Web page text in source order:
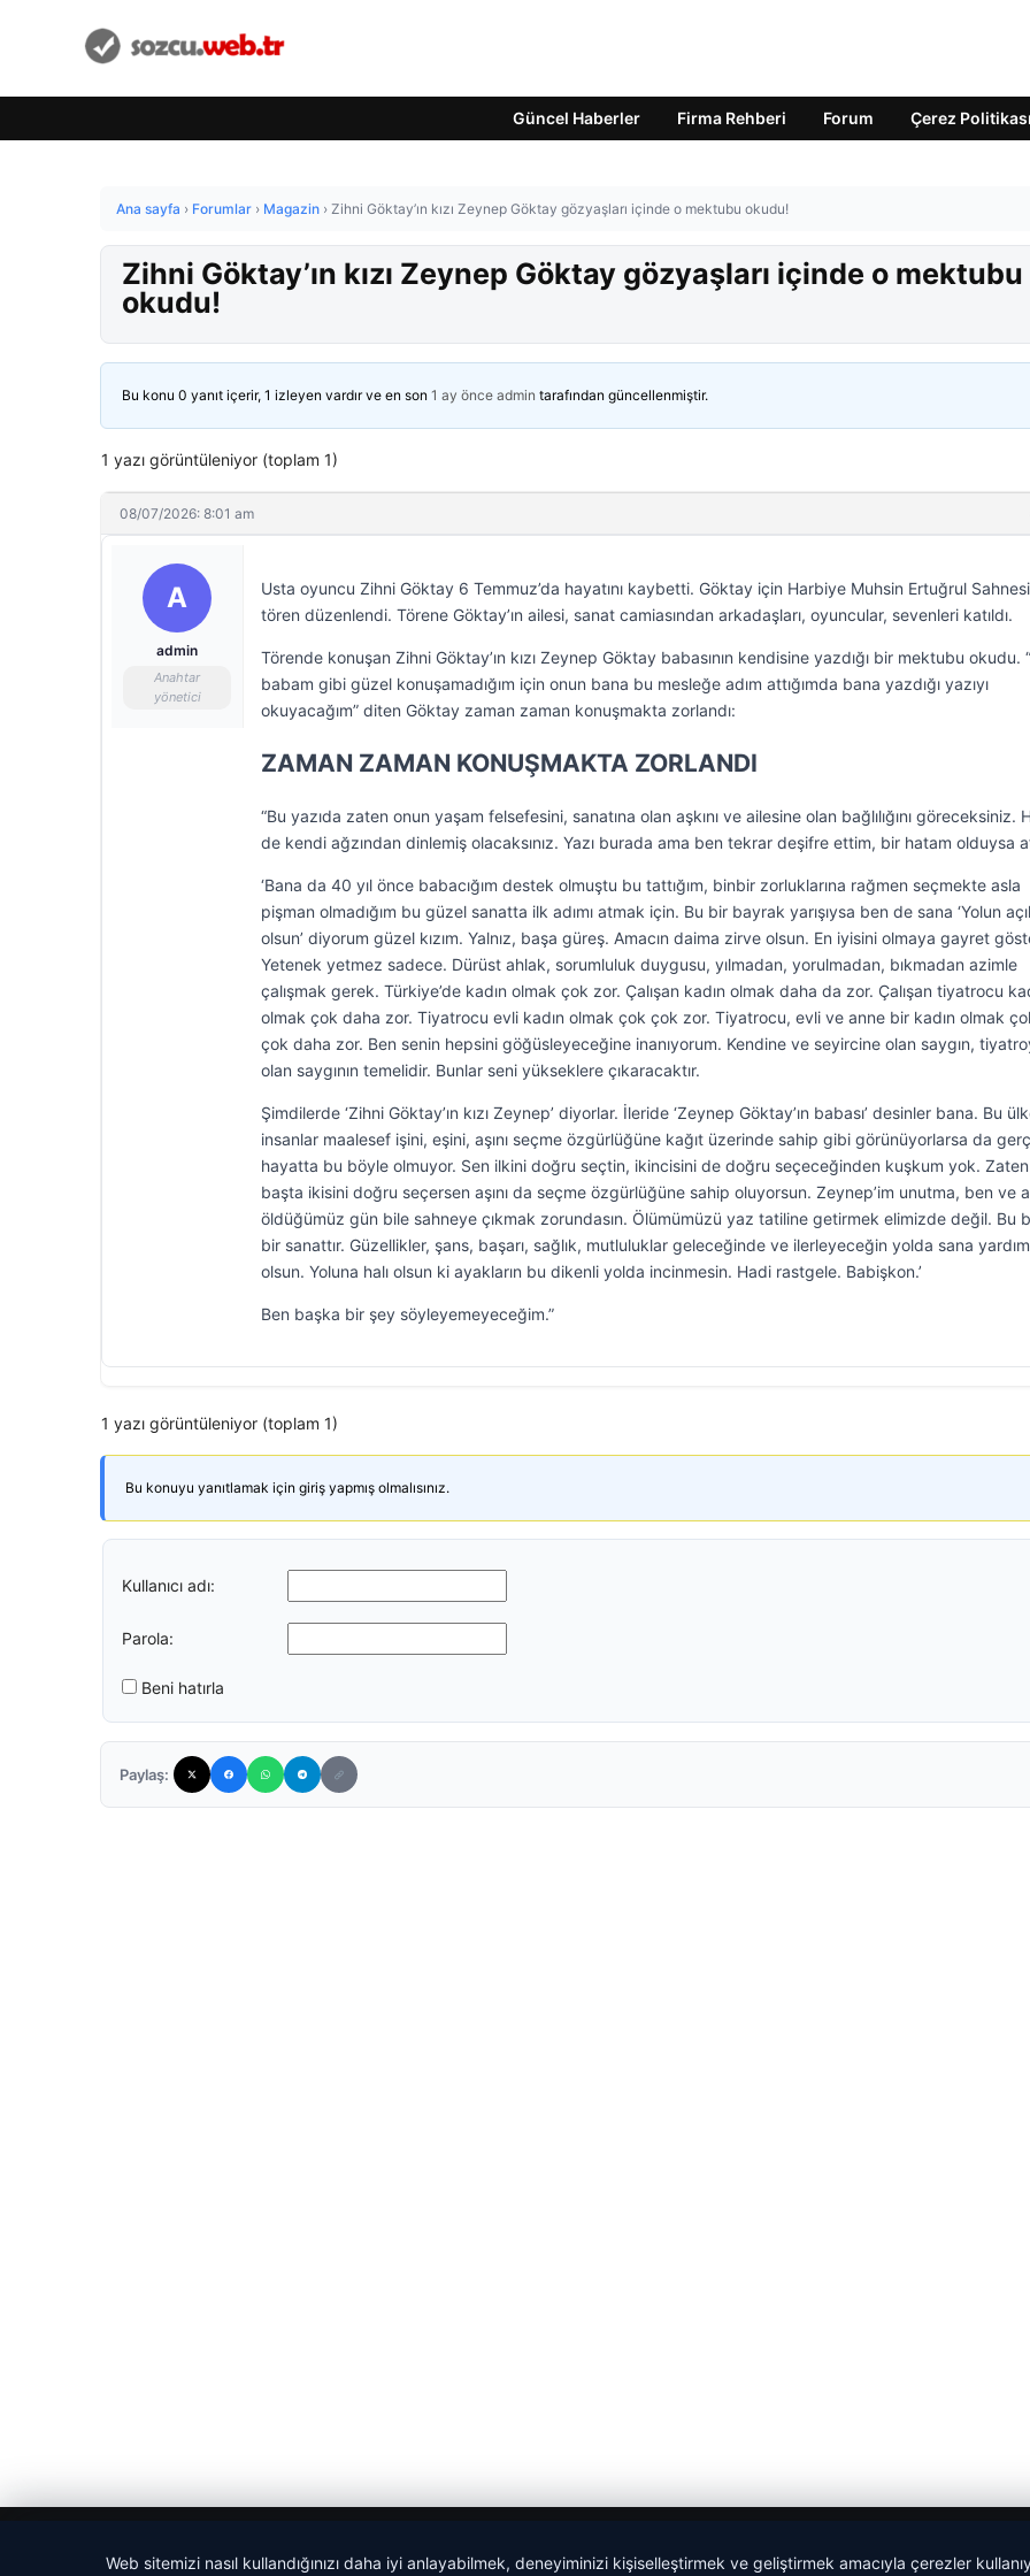
Güncel Haberler Firma Rehberi Forum Çerez Politikası
Ana sayfa › Forumlar › Magazin › Zihni Göktay’ın kızı Zeynep Göktay gözyaşları içinde o mektubu okudu!
Zihni Göktay’ın kızı Zeynep Göktay gözyaşları içinde o mektubu
okudu!
Bu konu 0 yanıt içerir, 1 izleyen vardır ve en son 1 ay önce admin tarafından güncellenmiştir.
1 yazı görüntüleniyor (toplam 1)
08/07/2026: 8:01 am
A
admin
Anahtar
yönetici
Usta oyuncu Zihni Göktay 6 Temmuz’da hayatını kaybetti. Göktay için Harbiye Muhsin Ertuğrul
tören düzenlendi. Törene Göktay’ın ailesi, sanat camiasından arkadaşları, oyuncular, sevenleri katıldı.
Törende konuşan Zihni Göktay’ın kızı Zeynep Göktay babasının kendisine yazdığı bir mektubu okudu.
babam gibi güzel konuşamadığım için onun bana bu mesleğe adım attığımda bana yazdığı yazıyı
okuyacağım” diten Göktay zaman zaman konuşmakta zorlandı:
ZAMAN ZAMAN KONUŞMAKTA ZORLANDI
“Bu yazıda zaten onun yaşam felsefesini, sanatına olan aşkını ve ailesine olan bağlılığını göreceksiniz.
de kendi ağzından dinlemiş olacaksınız. Yazı burada ama ben tekrar deşifre ettim, bir hatam olduysa
‘Bana da 40 yıl önce babacığım destek olmuştu bu tattığım, binbir zorluklarına rağmen seçmekte asla
pişman olmadığım bu güzel sanatta ilk adımı atmak için. Bu bir bayrak yarışıysa ben de sana ‘Yolun
olsun’ diyorum güzel kızım. Yalnız, başa güreş. Amacın daima zirve olsun. En iyisini olmaya gayret
Yetenek yetmez sadece. Dürüst ahlak, sorumluluk duygusu, yılmadan, yorulmadan, bıkmadan azimle
çalışmak gerek. Türkiye’de kadın olmak çok zor. Çalışan kadın olmak daha da zor. Çalışan tiyatrocu
olmak çok daha zor. Tiyatrocu evli kadın olmak çok çok zor. Tiyatrocu, evli ve anne bir kadın olmak
çok daha zor. Ben senin hepsini göğüsleyeceğine inanıyorum. Kendine ve seyircine olan saygın,
olan saygının temelidir. Bunlar seni yükseklere çıkaracaktır.
Şimdilerde ‘Zihni Göktay’ın kızı Zeynep’ diyorlar. İleride ‘Zeynep Göktay’ın babası’ desinler bana. Bu
insanlar maalesef işini, eşini, aşını seçme özgürlüğüne kağıt üzerinde sahip gibi görünüyorlarsa da
hayatta bu böyle olmuyor. Sen ilkini doğru seçtin, ikincisini de doğru seçeceğinden kuşkum yok. Zaten
başta ikisini doğru seçersen aşını da seçme özgürlüğüne sahip oluyorsun. Zeynep’im unutma, ben ve
öldüğümüz gün bile sahneye çıkmak zorundasın. Ölümümüzü yaz tatiline getirmek elimizde değil. Bu
bir sanattır. Güzellikler, şans, başarı, sağlık, mutluluklar geleceğinde ve ilerleyeceğin yolda sana
olsun. Yoluna halı olsun ki ayakların bu dikenli yolda incinmesin. Hadi rastgele. Babişkon.’
Ben başka bir şey söyleyemeyeceğim.”
1 yazı görüntüleniyor (toplam 1)
Bu konuyu yanıtlamak için giriş yapmış olmalısınız.
Kullanıcı adı:
Parola:
Beni hatırla
Paylaş:
Web sitemizi nasıl kullandığınızı daha iyi anlayabilmek, deneyiminizi kişiselleştirmek ve geliştirmek amacıyla çerezler